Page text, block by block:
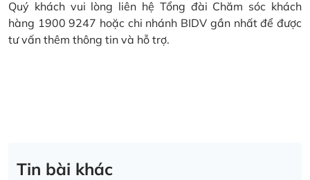
Quý khách vui lòng liên hệ Tổng đài Chăm sóc khách
hàng 1900 9247 hoặc chi nhánh BIDV gần nhất để được
tư vấn thêm thông tin và hỗ trợ.
Tin bài khác